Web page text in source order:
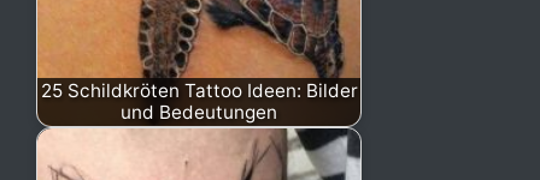
25 Schildkröten Tattoo Ideen: Bilder
und Bedeutungen